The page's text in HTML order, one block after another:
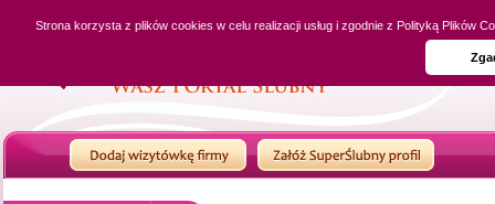
Strona korzysta z plików cookies w celu realizacji usług i zgodnie z Polityką Plików